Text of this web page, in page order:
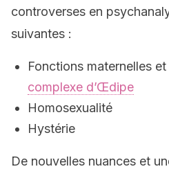
controverses en
suivantes :
Fonctions maternelles
complexe d’Œdipe
Homosexualité
Hystérie
De nouvelles nuances et